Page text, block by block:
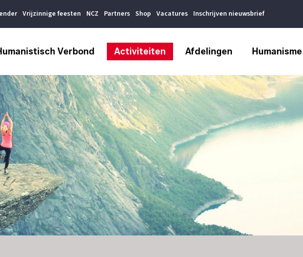
Vrijzinnige feesten NCZ Partners Shop Vacatures Inschrijven nieuwsbrief
Verbond Activiteiten Afdelingen Humanisme